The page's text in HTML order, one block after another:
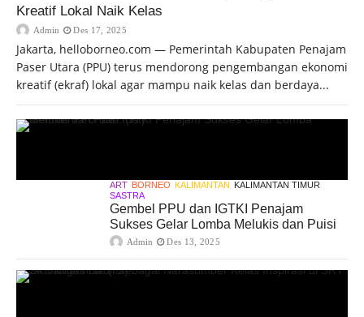
Kreatif Lokal Naik Kelas
Admin Des 17, 2025
Jakarta, helloborneo.com — Pemerintah Kabupaten Penajam
Paser Utara (PPU) terus mendorong pengembangan ekonomi
kreatif (ekraf) lokal agar mampu naik kelas dan berdaya...
ART BORNEO KALIMANTAN
KALIMANTAN TIMUR
SASTRA
Gembel PPU dan IGTKI Penajam
Sukses Gelar Lomba Melukis dan Puisi
Admin Des 13, 2025